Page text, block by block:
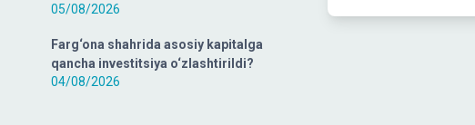
05/08/2026
Farg‘ona shahrida asosiy kapitalga
qancha investitsiya o‘zlashtirildi?
04/08/2026